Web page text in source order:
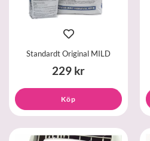
Standardt Original MILD
229 kr
Köp